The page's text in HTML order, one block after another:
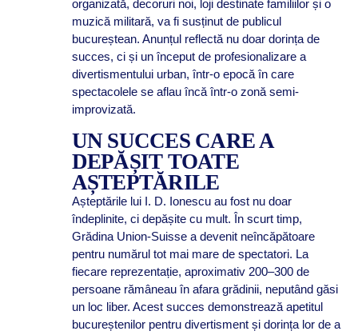
organizată, decoruri noi, loji destinate familiilor și o
muzică militară, va fi susținut de publicul
bucureștean. Anunțul reflectă nu doar dorința de
succes, ci și un început de profesionalizare a
divertismentului urban, într-o epocă în care
spectacolele se aflau încă într-o zonă semi-
improvizată.
UN SUCCES CARE A
DEPĂȘIT TOATE
AȘTEPTĂRILE
Așteptările lui I. D. Ionescu au fost nu doar
îndeplinite, ci depășite cu mult. În scurt timp,
Grădina Union-Suisse a devenit neîncăpătoare
pentru numărul tot mai mare de spectatori. La
fiecare reprezentație, aproximativ 200–300 de
persoane rămâneau în afara grădinii, neputând găsi
un loc liber. Acest succes demonstrează apetitul
bucureștenilor pentru divertisment și dorința lor de a